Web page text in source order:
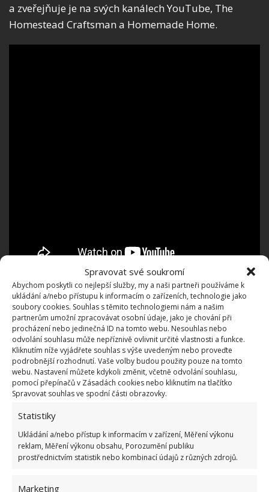
Spravovat své soukromí
Abychom poskytli co nejlepší služby, my a naši partneři používáme k
ukládání a/nebo přístupu k informacím o zařízeních, technologie jako
soubory cookies. Souhlas s těmito technologiemi nám a našim
partnerům umožní zpracovávat osobní údaje, jako je chování při
procházení nebo jedinečná ID na tomto webu. Nesouhlas nebo
odvolání souhlasu může nepříznivě ovlivnit určité vlastnosti a funkce.
Kliknutím níže vyjádřete souhlas s výše uvedeným nebo proveďte
podrobnější rozhodnutí. Vaše volby budou použity pouze na tomto
webu. Nastavení můžete kdykoli změnit, včetně odvolání souhlasu,
pomocí přepínačů v Zásadách cookies nebo kliknutím na tlačítko
Spravovat souhlas ve spodní části obrazovky.
Statistiky
Ukládání a/nebo přístup k informacím v zařízení, Měření výkonu
reklam, Měření výkonu obsahu, Porozumění publiku
prostřednictvím statistik nebo kombinací údajů z různých zdrojů.
Marketing
a zveřejňuje je na svých kanálech YouTube, The
Homestead Craftsman a Homemade Home.
I když je tento příběh z Ameriky, může se týkat
kohokoliv z vás. Prudký inflační pohyb směrem
vzhůru v posledních letech vás o tom zajisté
přesvědčil. Pořídíte si hypotéku, sjednáte nějaké
podmínky a pak z důvodů, které jste nezavinili,
budete najednou hradit třeba i
několikanásobnou splátku. Anebo o nemovitost
můžete i přijít. Na BydlímeÚtulně jsme pro vás také
napsali o tom, jak žena vyměnila drahý tradiční dům
zaminimalistické bydlení.